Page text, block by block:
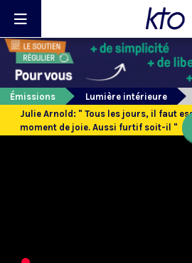
Émissions
Lumière intérieure
Julie Arnold: " Tous les jours, il faut
moment de joie. Aussi furtif soit-il "